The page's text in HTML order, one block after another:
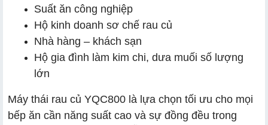
Suất ăn công nghiệp
Hộ kinh doanh sơ chế rau củ
Nhà hàng – khách sạn
Hộ gia đình làm kim chi, dưa muối số lượng
lớn
Máy thái rau củ YQC800 là lựa chọn tối ưu cho mọi
bếp ăn cần năng suất cao và sự đồng đều trong